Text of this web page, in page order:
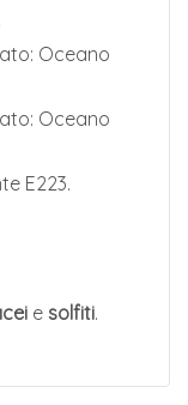
Oceano
Oceano
E223.
e solfiti.